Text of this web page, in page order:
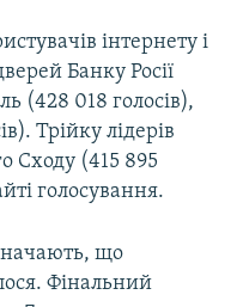
інтернету і
Банку Росії
(428 018 голосів),
Трійку лідерів
Сходу (415 895
голосування.
що
Фінальний